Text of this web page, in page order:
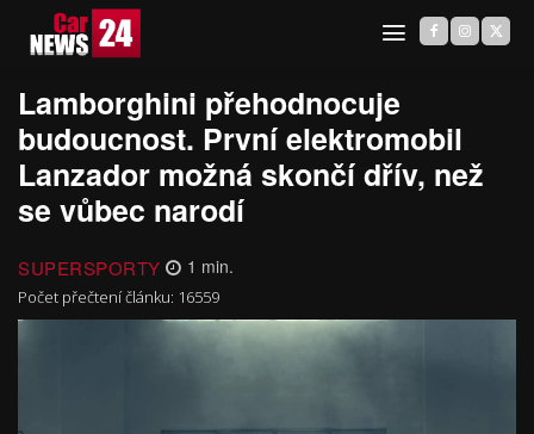
Lamborghini přehodnocuje
budoucnost. První elektromobil
Lanzador možná skončí dřív, než
se vůbec narodí
SUPERSPORTY 1 min.
Počet přečtení článku: 16559